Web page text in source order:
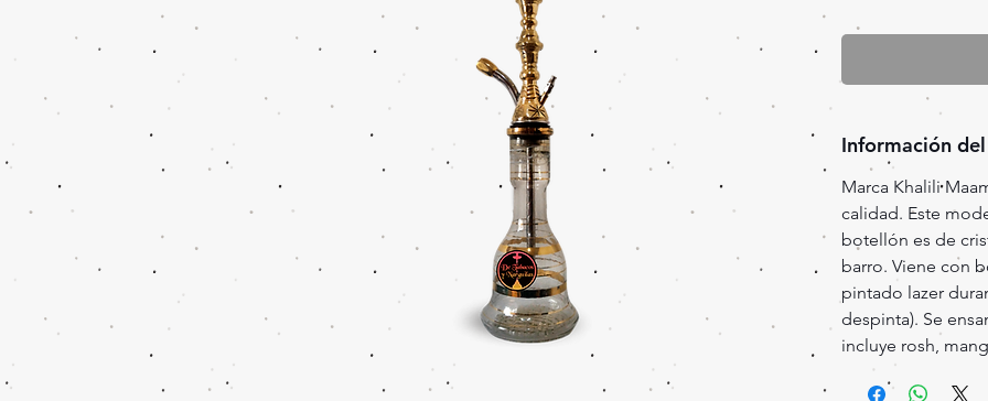
Información
Marca Khalili
calidad. Este
botellón es de
barro. Viene con
pintado lazer
despinta). Se
incluye rosh,